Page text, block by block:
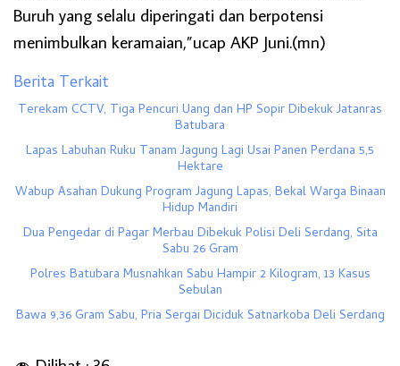
Buruh yang selalu diperingati dan berpotensi
menimbulkan keramaian,”ucap AKP Juni.(mn)
Berita Terkait
Terekam CCTV, Tiga Pencuri Uang dan HP Sopir Dibekuk Jatanras
Batubara
Lapas Labuhan Ruku Tanam Jagung Lagi Usai Panen Perdana 5,5
Hektare
Wabup Asahan Dukung Program Jagung Lapas, Bekal Warga Binaan
Hidup Mandiri
Dua Pengedar di Pagar Merbau Dibekuk Polisi Deli Serdang, Sita
Sabu 26 Gram
Polres Batubara Musnahkan Sabu Hampir 2 Kilogram, 13 Kasus
Sebulan
Bawa 9,36 Gram Sabu, Pria Sergai Diciduk Satnarkoba Deli Serdang